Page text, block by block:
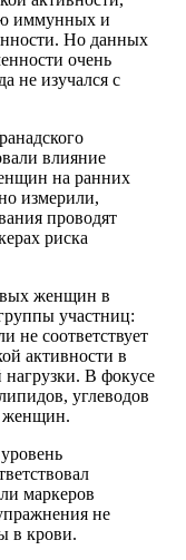
иммунных и
Но данных
очень
не изучался с
влияние
на ранних
измерили,
проводят
риска
женщин в
участниц:
не соответствует
активности в
В фокусе
углеводов
женщин.
маркеров
не
в крови.